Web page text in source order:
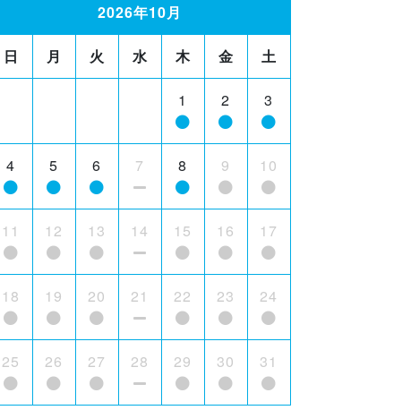
2026年10月
日 月 火 水 木 金 土
1 2 3
4 5 6 7 8 9 10
11 12 13 14 15 16 17
18 19 20 21 22 23 24
25 26 27 28 29 30 31